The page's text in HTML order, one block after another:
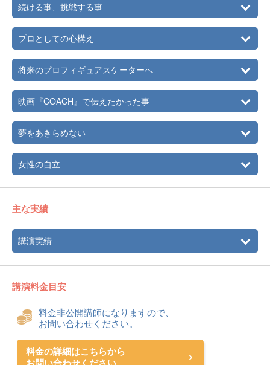
2007年
映画「スマイル 聖夜の奇跡」吹き替えや出演者のインス
トラクターとして参加
2010年
映画「COACH」 映画初主演（スポーツ業界初）
BSフジ開局10周年記念 P＆Gパンテーンスペシャル「初
恋クロニクル」出演
続ける事、挑戦する事
プロとしての心構え
将来のプロフィギュアスケーターへ
映画『COACH』で伝えたかった事
夢をあきらめない
女性の自立
主な実績
講演実績
講演料金目安
料金非公開講師になりますので、
お問い合わせください。
料金の詳細はこちらから
お問い合わせください